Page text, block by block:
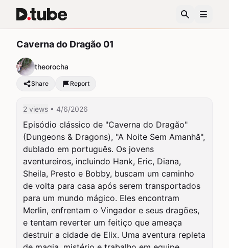
Caverna do Dragão 01
theorocha
Share Report
2 views • 4/6/2026
Episódio clássico de "Caverna do Dragão"
(Dungeons & Dragons), "A Noite Sem Amanhã",
dublado em português. Os jovens
aventureiros, incluindo Hank, Eric, Diana,
Sheila, Presto e Bobby, buscam um caminho
de volta para casa após serem transportados
para um mundo mágico. Eles encontram
Merlin, enfrentam o Vingador e seus dragões,
e tentam reverter um feitiço que ameaça
destruir a cidade de Elix. Uma aventura repleta